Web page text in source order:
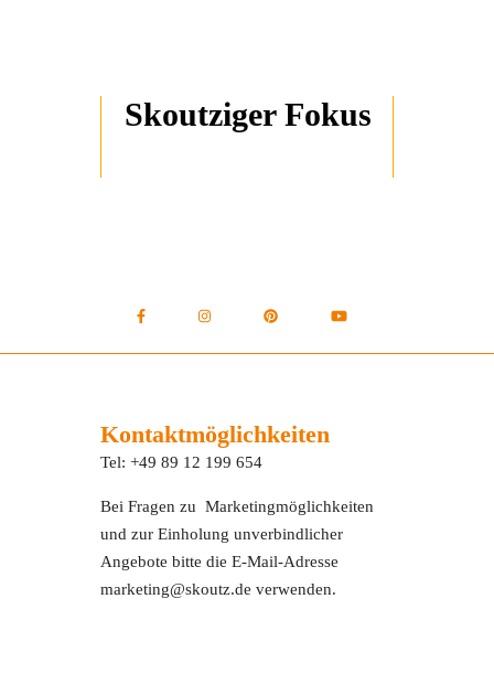
Skoutziger Fokus
Kontaktmöglichkeiten
Tel: +49 89 12 199 654
Bei Fragen zu Marketingmöglichkeiten
und zur Einholung unverbindlicher
Angebote bitte die E-Mail-Adresse
marketing@skoutz.de verwenden.